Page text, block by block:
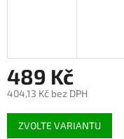
489 Kč
404,13 Kč bez DPH
Měrná
cena:
ZVOLTE VARIANTU